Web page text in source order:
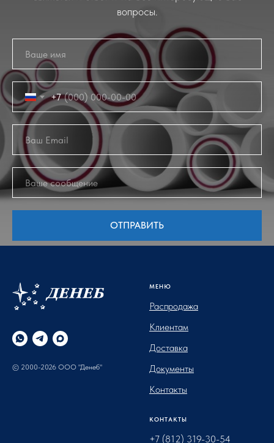
вопросы.
+7
ОТПРАВИТЬ
© 2000-2026 ООО "Денеб"
МЕНЮ
Распродажа
Клиентам
Доставка
Документы
Контакты
КОНТАКТЫ
+7 (812) 319-30-54